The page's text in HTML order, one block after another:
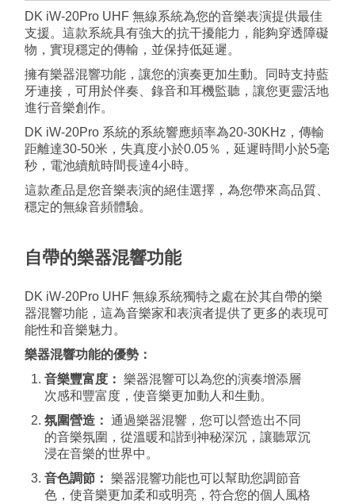
DK iW-20Pro UHF 無線系統為您的音樂表演提供最佳
支援。這款系統具有強大的抗干擾能力，能夠穿透障礙
物，實現穩定的傳輸，並保持低延遲。
擁有樂器混響功能，讓您的演奏更加生動。同時支持藍
牙連接，可用於伴奏、錄音和耳機監聽，讓您更靈活地
進行音樂創作。
DK iW-20Pro 系統的系統響應頻率為20-30KHz，傳輸
距離達30-50米，失真度小於0.05％，延遲時間小於5毫
秒，電池續航時間長達4小時。
這款產品是您音樂表演的絕佳選擇，為您帶來高品質、
穩定的無線音頻體驗。
自帶的樂器混響功能
DK iW-20Pro UHF 無線系統獨特之處在於其自帶的樂
器混響功能，這為音樂家和表演者提供了更多的表現可
能性和音樂魅力。
樂器混響功能的優勢：
音樂豐富度： 樂器混響可以為您的演奏增添層
次感和豐富度，使音樂更加動人和生動。
氛圍營造： 通過樂器混響，您可以營造出不同
的音樂氛圍，從溫暖和諧到神秘深沉，讓聽眾沉
浸在音樂的世界中。
音色調節： 樂器混響功能也可以幫助您調節音
色，使音樂更加柔和或明亮，符合您的個人風格